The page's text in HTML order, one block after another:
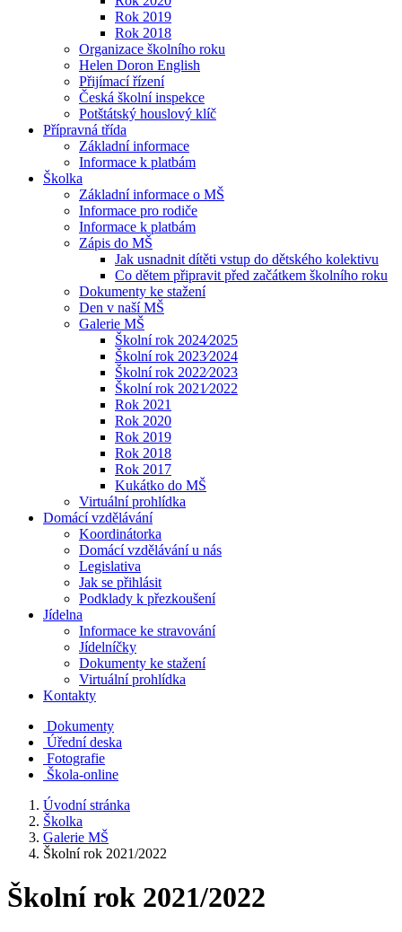
Rok 2019
Rok 2018
Organizace školního roku
Helen Doron English
Přijímací řízení
Česká školní inspekce
Potštátský houslový klíč
Přípravná třída
Základní informace
Informace k platbám
Školka
Základní informace o MŠ
Informace pro rodiče
Informace k platbám
Zápis do MŠ
Jak usnadnit dítěti vstup do dětského kolektivu
Co dětem připravit před začátkem školního roku
Dokumenty ke stažení
Den v naší MŠ
Galerie MŠ
Školní rok 2024⁄2025
Školní rok 2023⁄2024
Školní rok 2022⁄2023
Školní rok 2021⁄2022
Rok 2021
Rok 2020
Rok 2019
Rok 2018
Rok 2017
Kukátko do MŠ
Virtuální prohlídka
Domácí vzdělávání
Koordinátorka
Domácí vzdělávání u nás
Legislativa
Jak se přihlásit
Podklady k přezkoušení
Jídelna
Informace ke stravování
Jídelníčky
Dokumenty ke stažení
Virtuální prohlídka
Kontakty
Dokumenty
Úřední deska
Fotografie
Škola-online
Úvodní stránka
Školka
Galerie MŠ
Školní rok 2021/2022
Školní rok 2021/2022